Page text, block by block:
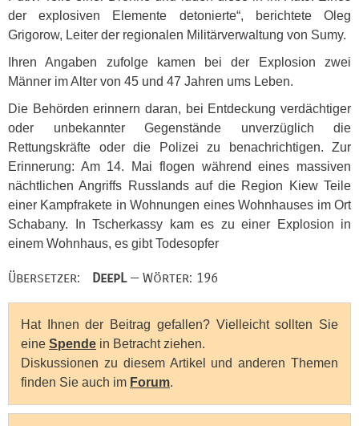
der explosiven Elemente detonierte“, berichtete Oleg
Grigorow, Leiter der regionalen Militärverwaltung von Sumy.
Ihren Angaben zufolge kamen bei der Explosion zwei
Männer im Alter von 45 und 47 Jahren ums Leben.
Die Behörden erinnern daran, bei Entdeckung verdächtiger
oder unbekannter Gegenstände unverzüglich die
Rettungskräfte oder die Polizei zu benachrichtigen. Zur
Erinnerung: Am 14. Mai flogen während eines massiven
nächtlichen Angriffs Russlands auf die Region Kiew Teile
einer Kampfrakete in Wohnungen eines Wohnhauses im Ort
Schabany. In Tscherkassy kam es zu einer Explosion in
einem Wohnhaus, es gibt Todesopfer
Übersetzer: DeepL— Wörter: 196
Hat Ihnen der Beitrag gefallen? Vielleicht sollten Sie
eine Spende in Betracht ziehen.
Diskussionen zu diesem Artikel und anderen Themen
finden Sie auch im Forum.